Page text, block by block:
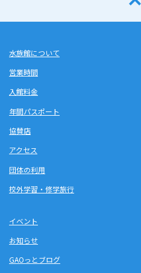
水族館について
営業時間
入館料金
年間パスポート
協賛店
アクセス
団体の利用
校外学習・修学旅行
イベント
お知らせ
GAOっとブログ